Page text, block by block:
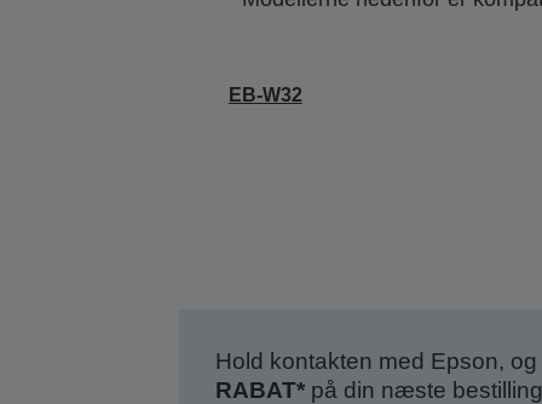
EB-W32
Hold kontakten med Epson,
RABAT*på din næste